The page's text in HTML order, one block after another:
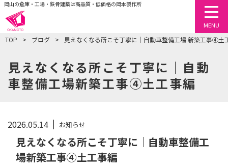
岡山の倉庫・工場・鉄骨建築は高品質・低価格の岡本製作所
TOP ブログ 見えなくなる所こそ丁寧に｜自動車整備工場 新築工事④土
MENU
見えなくなる所こそ丁寧に｜自動
車整備工場新築工事④土工事編
2026.05.14 お知らせ
見えなくなる所こそ丁寧に｜自動車整備工
場新築工事④土工事編